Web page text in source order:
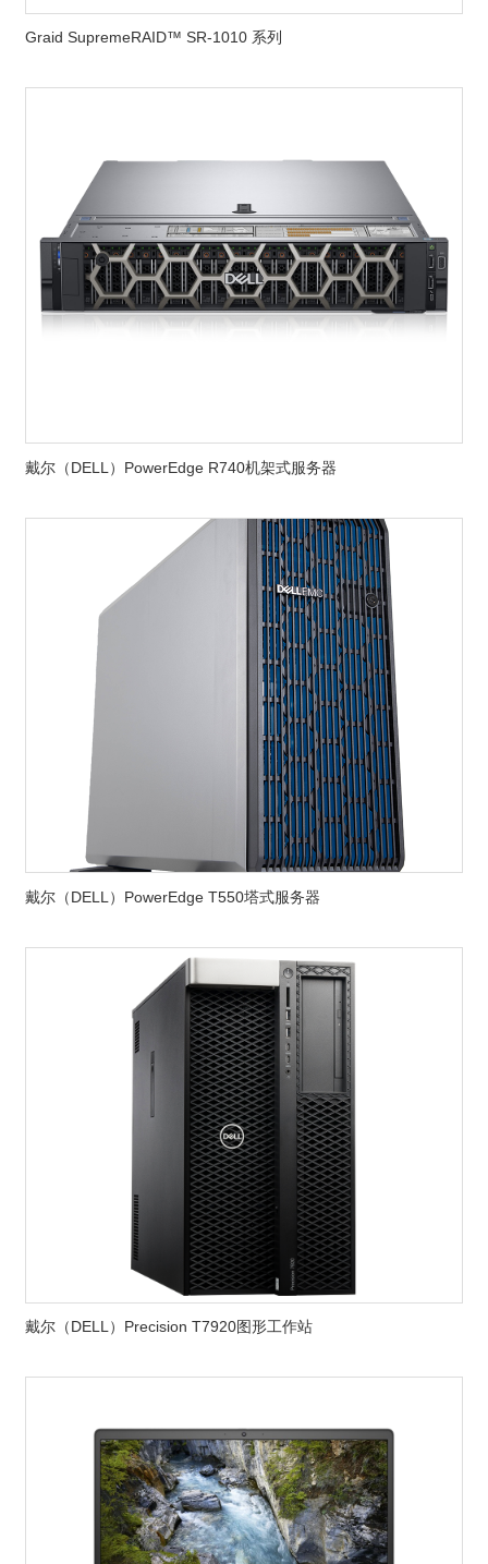
Graid SupremeRAID™ SR-1010 系列
戴尔（DELL）PowerEdge R740机架式服务器
戴尔（DELL）PowerEdge T550塔式服务器
戴尔（DELL）Precision T7920图形工作站